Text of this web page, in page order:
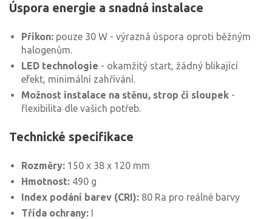
Úspora energie a snadná instalace
Příkon: pouze 30 W - výrazná úspora oproti běžným
halogenům.
LED technologie - okamžitý start, žádný blikající
efekt, minimální zahřívání.
Možnost instalace na stěnu, strop či sloupek -
flexibilita dle vašich potřeb.
Technické specifikace
Rozměry: 150 x 38 x 120 mm
Hmotnost: 490 g
Index podání barev (CRI): 80 Ra pro reálné barvy
Třída ochrany: I